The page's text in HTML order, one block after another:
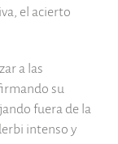
el acierto
a las
su
fuera de la
intenso y